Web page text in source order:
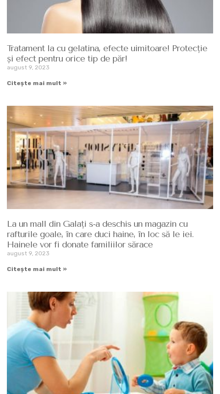
Tratament la cu gelatina, efecte uimitoare! Protecție
şi efect pentru orice tip de păr!
august 9, 2023
Citește mai mult »
La un mall din Galaţi s-a deschis un magazin cu
rafturile goale, în care duci haine, în loc să le iei.
Hainele vor fi donate familiilor sărace
august 9, 2023
Citește mai mult »